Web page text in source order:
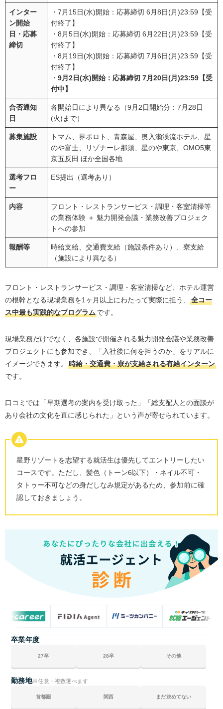
インター
ン開始
日・応募
締切
・7月15日(水)開始：応募締切 6月8日(月)23:59【受
付終了】
・8月5日(水)開始：応募締切 6月22日(月)23:59【受
付終了】
・8月19日(水)開始：応募締切 7月6日(月)23:59【受
付終了】
・ 9月2日(水)開始：応募締切 7月20日(月)23:59【受
付中】
合否通知
日
各開始日により異なる（9月2日開始分：7月28日
(火)まで）
募集施設
トマム、界ポロト、青森屋、奥入瀬渓流ホテル、星
のや富士、リゾナーレ那須、星のや東京、OMO5東
京五反田 ほか全国各地
選考フロ
ー
ES提出（選考あり）
内容
フロント・レストランサービス・調理・客室清掃等
の業務体験 ＋ 魅力開発会議・業務改善プロジェク
トへの参加
報酬等
時給支給、交通費支給（施設条件あり）、寮支給
（施設により異なる）
フロント・レストランサービス・調理・客室清掃など、ホテル運営
の根幹となる現場業務を1ヶ月以上にわたって実際に担う、
全コー
ス中最も実践的なプログラムです。
現場業務だけでなく、各施設で開催される魅力開発会議や業務改善
プロジェクトにも参加でき、「入社後に何を担うのか」をリアルに
イメージできます。
時給・交通費・寮が支給される有給インターン
です。
口コミでは「早期選考の案内を受け取った」「総支配人との面談が
あり会社の文化を直に感じられた」という声が寄せられています。
星野リゾートを志望する就活生は優先してエントリーしたい
コースです。ただし、髪色（トーン6以下）・ネイル不可・
タトゥー不可などの身だしなみ規定があるため、参加前に確
認しておきましょう。
卒業年度
27卒 28卒 その他
勤務地※任意・複数選べます
首都圏 関西 まだ決めてない